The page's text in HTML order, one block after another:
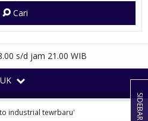
Cari
s/d jam 21.00 WIB
industrial tewrbaru' SIDEBAR